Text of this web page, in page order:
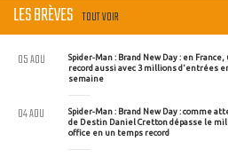
LES BRÈVES TOUT VOIR
Spider-Man : Brand New Day : en France,
record aussi avec 3 millions d'entrées
semaine
05 AOU
Spider-Man : Brand New Day : comme
de Destin Daniel Cretton dépasse le
office en un temps record
04 AOU